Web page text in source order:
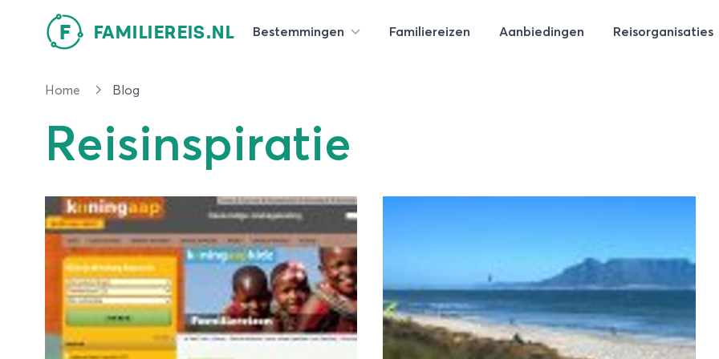
F FAMILIEREIS.NL Bestemmingen Familiereizen Aanbiedingen Reisorganisaties
Home Blog
Reisinspiratie